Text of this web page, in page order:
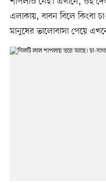
এলাকায়, বাবন বিলে কিংবা
মানুষের ভালোবাসা পেয়ে